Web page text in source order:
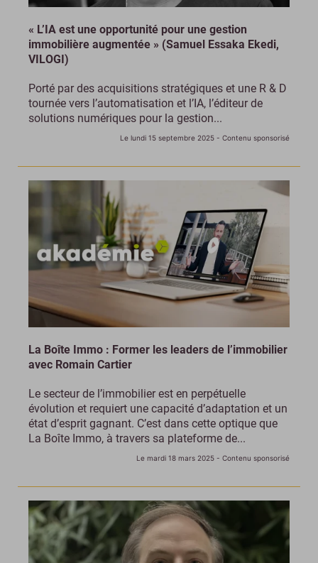
« L’IA est une opportunité pour une gestion
immobilière augmentée » (Samuel Essaka Ekedi,
VILOGI)
Porté par des acquisitions stratégiques et une R & D
tournée vers l’automatisation et l’IA, l’éditeur de
solutions numériques pour la gestion...
Le lundi 15 septembre 2025 - Contenu sponsorisé
La Boîte Immo : Former les leaders de l’immobilier
avec Romain Cartier
Le secteur de l’immobilier est en perpétuelle
évolution et requiert une capacité d’adaptation et un
état d’esprit gagnant. C’est dans cette optique que
La Boîte Immo, à travers sa plateforme de...
Le mardi 18 mars 2025 - Contenu sponsorisé